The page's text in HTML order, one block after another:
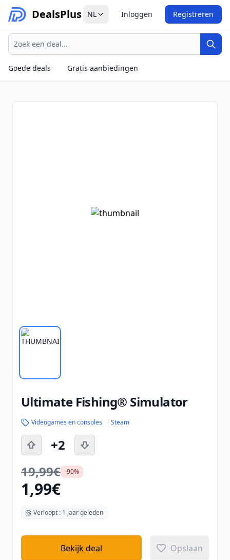
DealsPlus NL Inloggen Registreren
Zoeken
Goede deals
Gratis aanbiedingen
Ultimate Fishing® Simulator
Videogames en consoles Steam
+2
19,99€ -90%
1,99€
Verloopt : 1 jaar geleden
Bekijk deal Opslaan